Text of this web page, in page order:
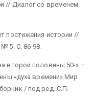
// Диалог со временем.
постижения истории //
5. С. 86-98.
второй половины 50-х –
«духа времени» Мир
/ под ред. С.П.